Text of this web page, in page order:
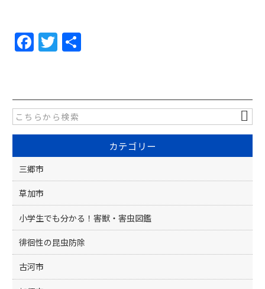
F
a
e
b
o
o
k
T
w
er
カテゴリー
三郷市
草加市
小学生でも分かる！害獣・害虫図鑑
徘徊性の昆虫防除
古河市